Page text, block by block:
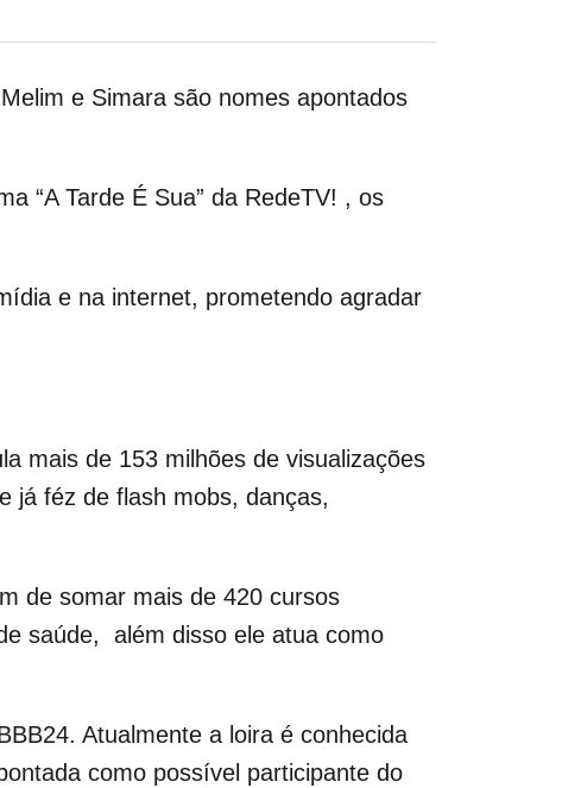
e Simara são nomes apontados
“A Tarde É Sua” da RedeTV! , os
e na internet, prometendo agradar
mais de 153 milhões de visualizações
já féz de flash mobs, danças,
de somar mais de 420 cursos
saúde, além disso ele atua como
Atualmente a loira é conhecida
como possível participante do